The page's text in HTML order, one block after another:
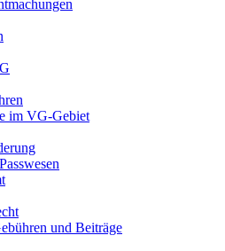
im VG-Gebiet
und Beiträge